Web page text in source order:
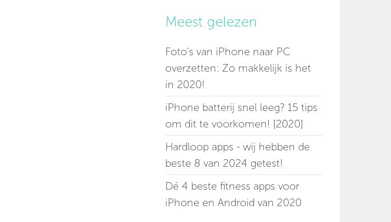
Meest gelezen
Foto's van iPhone naar PC
overzetten: Zo makkelijk is het
in 2020!
iPhone batterij snel leeg? 15 tips
om dit te voorkomen! [2020]
Hardloop apps - wij hebben de
beste 8 van 2024 getest!
Dé 4 beste fitness apps voor
iPhone en Android van 2020